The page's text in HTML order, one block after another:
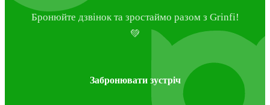
Бронюйте дзвінок та зростаймо разом з Grinfi!
💚
Забронювати зустріч